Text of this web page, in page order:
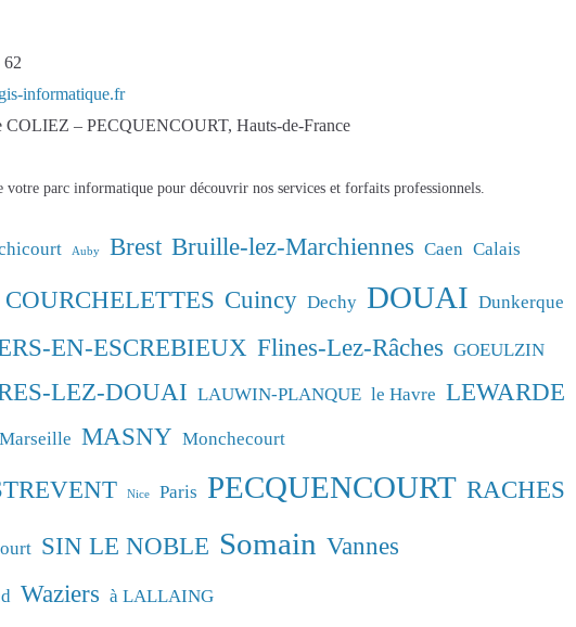
62
informatique.fr
COLIEZ – PECQUENCOURT, Hauts-de-France
votre parc informatique pour découvrir nos services et forfaits professionnels.
Auby Brest Bruille-lez-Marchiennes Caen Calais
COURCHELETTES Cuincy Dechy DOUAI Dunkerque
EN-ESCREBIEUX Flines-Lez-Râches GOEULZIN
LEZ-DOUAI LAUWIN-PLANQUE le Havre LEWARDE
Marseille MASNY Monchecourt
Nice Paris PECQUENCOURT RACHES
SIN LE NOBLE Somain Vannes
Waziers à LALLAING